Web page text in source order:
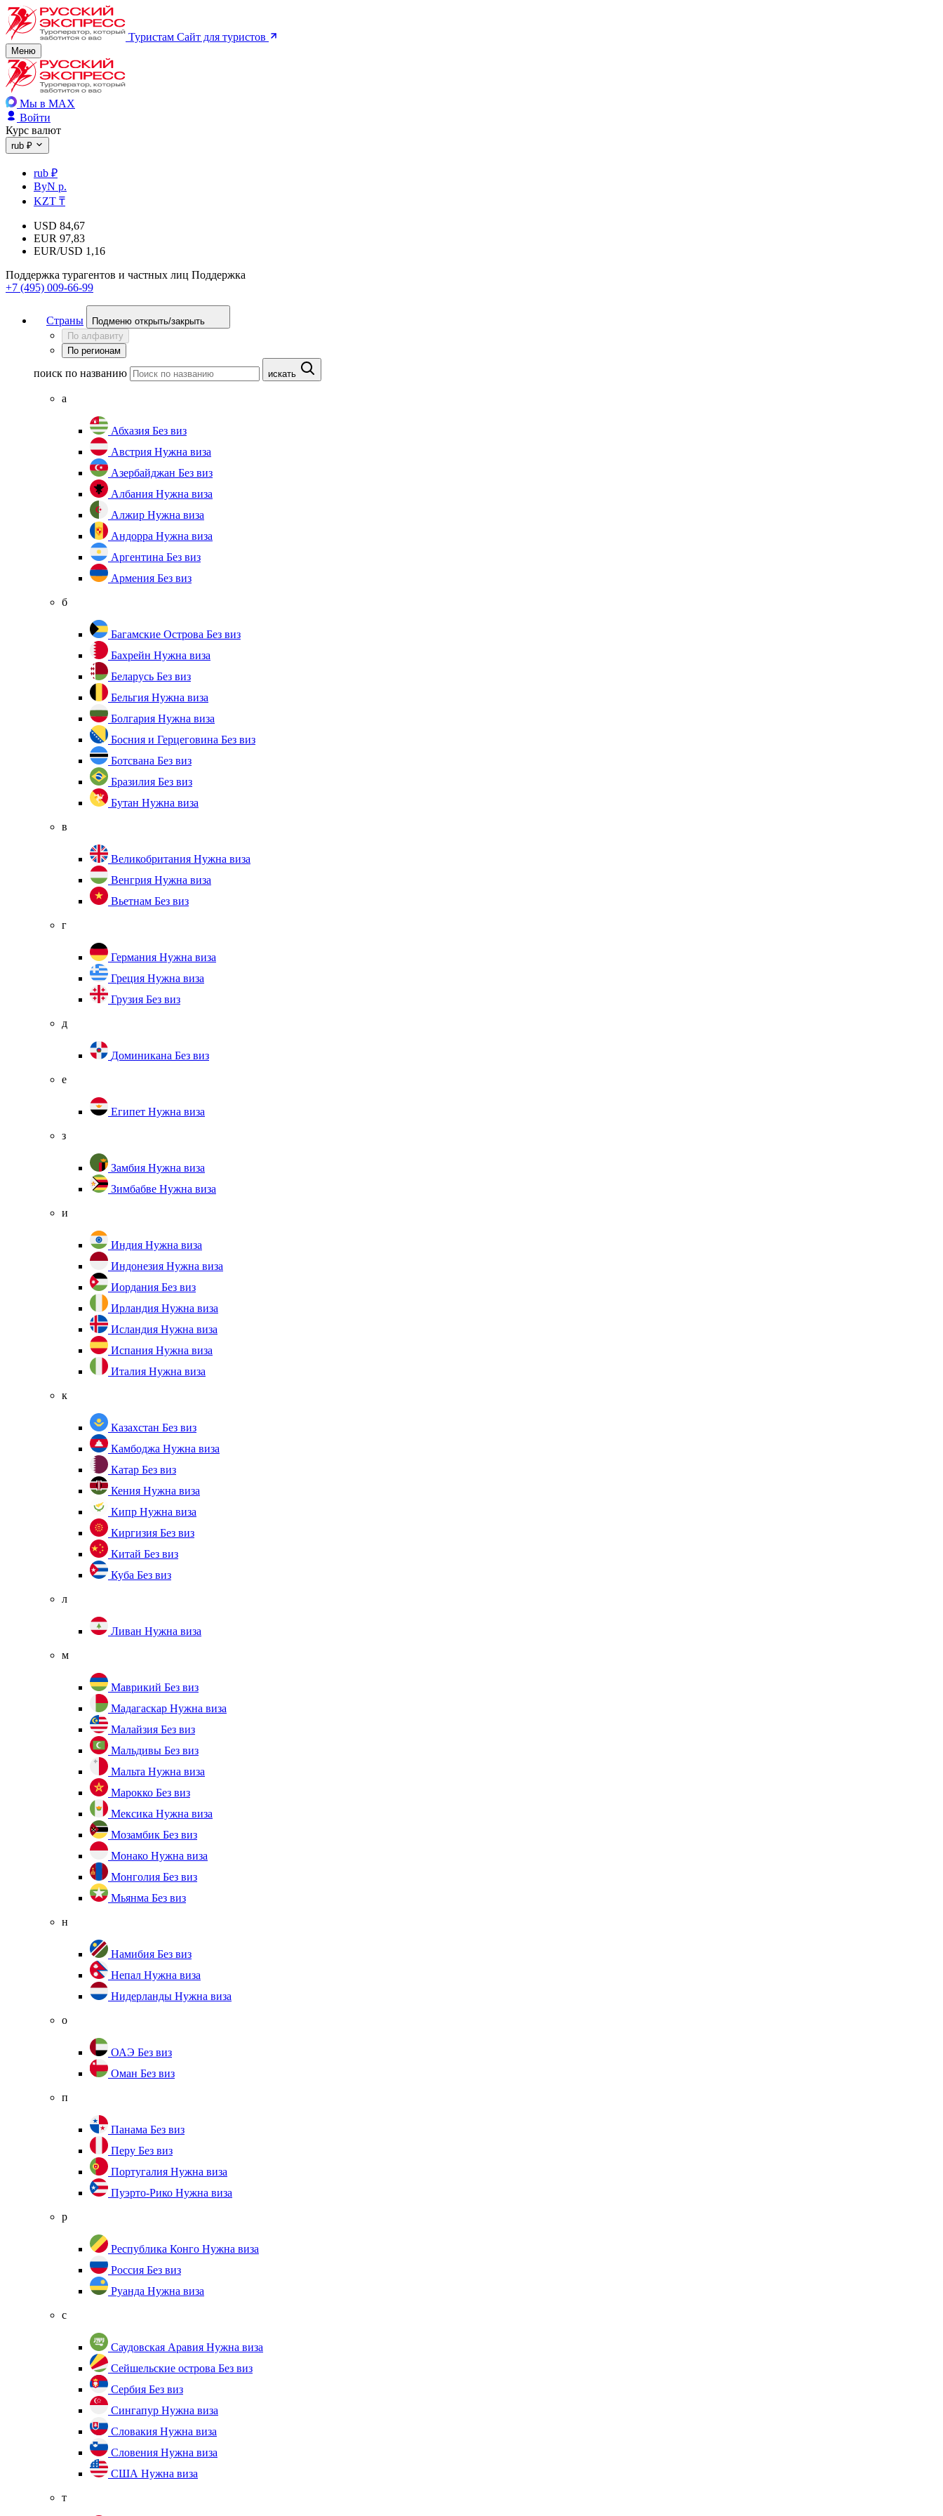
Туристам Сайт для туристов
Меню
Мы в MAX
Войти
Курс валют
rub ₽
rub ₽
ByN р.
KZT ₸
USD 84,67
EUR 97,83
EUR/USD 1,16
Поддержка турагентов и частных лиц Поддержка
+7 (495) 009-66-99
Страны
Подменю открыть/закрыть
По алфавиту
По регионам
поиск по названию искать
а
Абхазия Без виз
Австрия Нужна виза
Азербайджан Без виз
Албания Нужна виза
Алжир Нужна виза
Андорра Нужна виза
Аргентина Без виз
Армения Без виз
б
Багамские Острова Без виз
Бахрейн Нужна виза
Беларусь Без виз
Бельгия Нужна виза
Болгария Нужна виза
Босния и Герцеговина Без виз
Ботсвана Без виз
Бразилия Без виз
Бутан Нужна виза
в
Великобритания Нужна виза
Венгрия Нужна виза
Вьетнам Без виз
г
Германия Нужна виза
Греция Нужна виза
Грузия Без виз
д
Доминикана Без виз
е
Египет Нужна виза
з
Замбия Нужна виза
Зимбабве Нужна виза
и
Индия Нужна виза
Индонезия Нужна виза
Иордания Без виз
Ирландия Нужна виза
Исландия Нужна виза
Испания Нужна виза
Италия Нужна виза
к
Казахстан Без виз
Камбоджа Нужна виза
Катар Без виз
Кения Нужна виза
Кипр Нужна виза
Киргизия Без виз
Китай Без виз
Куба Без виз
л
Ливан Нужна виза
м
Маврикий Без виз
Мадагаскар Нужна виза
Малайзия Без виз
Мальдивы Без виз
Мальта Нужна виза
Марокко Без виз
Мексика Нужна виза
Мозамбик Без виз
Монако Нужна виза
Монголия Без виз
Мьянма Без виз
н
Намибия Без виз
Непал Нужна виза
Нидерланды Нужна виза
о
ОАЭ Без виз
Оман Без виз
п
Панама Без виз
Перу Без виз
Португалия Нужна виза
Пуэрто-Рико Нужна виза
р
Республика Конго Нужна виза
Россия Без виз
Руанда Нужна виза
с
Саудовская Аравия Нужна виза
Сейшельские острова Без виз
Сербия Без виз
Сингапур Нужна виза
Словакия Нужна виза
Словения Нужна виза
США Нужна виза
т